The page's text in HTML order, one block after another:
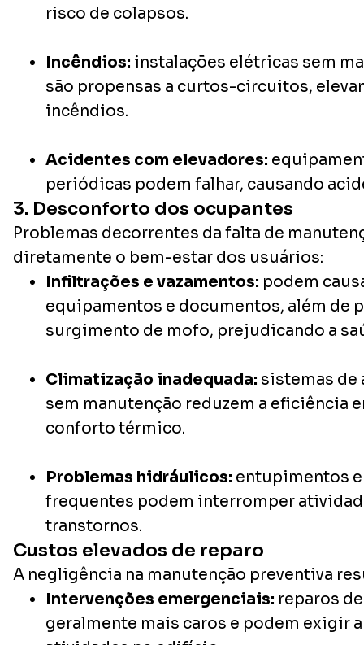
risco de colapsos.
Incêndios: instalações elétricas sem
são propensas a curtos-circuitos,
incêndios.
Acidentes com elevadores:
periódicas podem falhar, causando
3. Desconforto dos ocupantes
Problemas decorrentes da falta de
diretamente o bem-estar dos usuários:
Infiltrações e vazamentos: podem
equipamentos e documentos, além de
surgimento de mofo, prejudicando a
Climatização inadequada: sistemas
sem manutenção reduzem a eficiência
conforto térmico.
Problemas hidráulicos: entupimentos
frequentes podem interromper
transtornos.
Custos elevados de reparo
A negligência na manutenção preventiva
Intervenções emergenciais: reparos
geralmente mais caros e podem exigir